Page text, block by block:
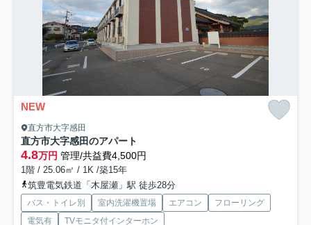
NEW
直方市大字感田
直方市大字感田のアパート
4.8万円 管理/共益費4,500円
1階 / 25.06㎡ / 1K /築15年
筑豊電気鉄道「木屋瀬」駅 徒歩28分
バス・トイレ別 室内洗濯機置場 エアコン
フローリング
電気有
TVモニタ付インターホン